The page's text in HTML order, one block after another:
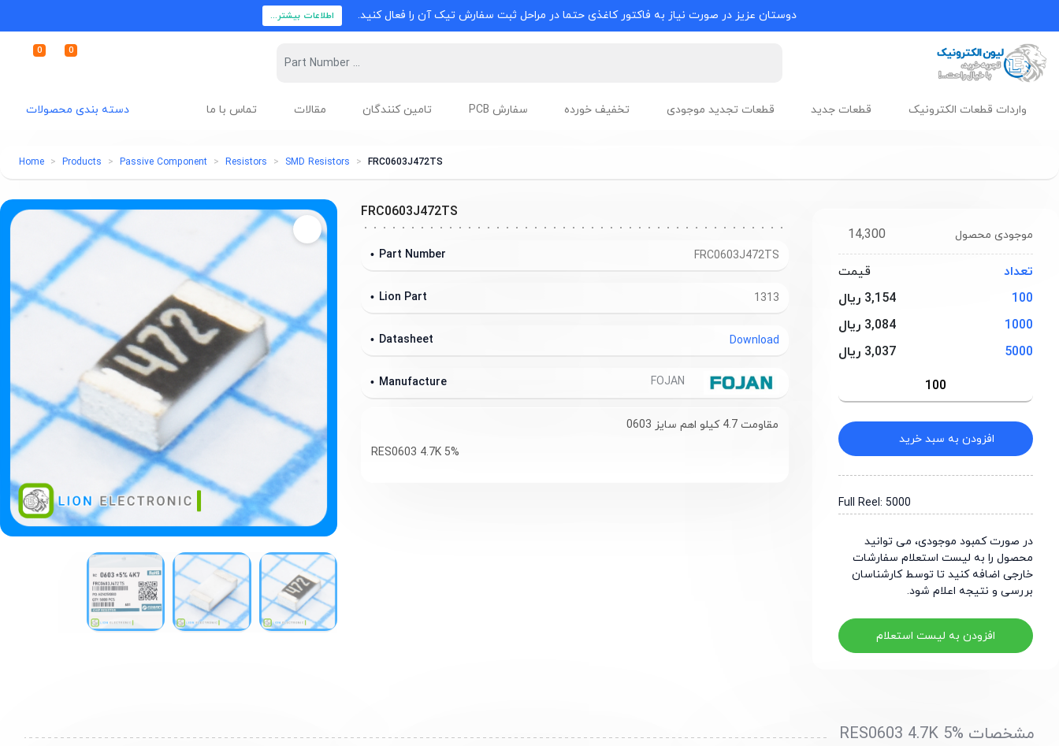
دوستان عزیز در صورت نیاز به فاکتور کاغذی حتما در مراحل ثبت سفارش تیک آن را فعال کنید. اطلاعات بیشتر...
0 0
دسته بندی محصولات واردات قطعات الکترونیک قطعات جدید قطعات تجدید موجودی تخفیف خورده سفارش PCB تامین کنندگان مقالات تماس با ما
Home Products Passive Component Resistors SMD Resistors FRC0603J472TS
14,300 موجودی محصول
تعداد
قیمت
100
3,154 ریال
1000
3,084 ریال
5000
3,037 ریال
افزودن به سبد خرید
Full Reel: 5000
در صورت کمبود موجودی، می توانید
محصول را به لیست استعلام سفارشات
خارجی اضافه کنید تا توسط کارشناسان
بررسی و نتیجه اعلام شود.
افزودن به لیست استعلام
FRC0603J472TS
FRC0603J472TS
Part Number
1313
Lion Part
Download
Datasheet
Manufacture
مقاومت 4.7 کیلو اهم سایز 0603
RES0603 4.7K 5%
مشخصات RES0603 4.7K 5%